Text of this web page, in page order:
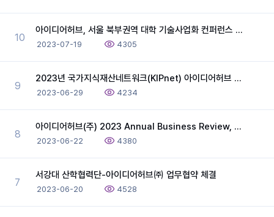
10
아이디어허브, 서울 북부권역 대학 기술사업화 컨퍼런스 강연
2023-07-19 4305
9
2023년 국가지식재산네트워크(KIPnet) 아이디어허브 현장방문 및 간담회 개최
2023-06-29 4234
8
아이디어허브(주) 2023 Annual Business Review, 6월 미국 지사에서 개최
2023-06-22 4380
7
서강대 산학협력단-아이디어허브㈜ 업무협약 체결
2023-06-20 4528